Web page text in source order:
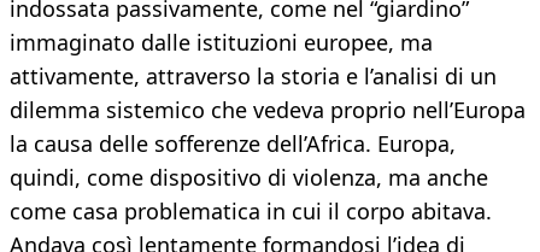
indossata passivamente, come nel “giardino”
immaginato dalle istituzioni europee, ma
attivamente, attraverso la storia e l’analisi di un
dilemma sistemico che vedeva proprio nell’Europa
la causa delle sofferenze dell’Africa. Europa,
quindi, come dispositivo di violenza, ma anche
come casa problematica in cui il corpo abitava.
Andava così lentamente formandosi l’idea di